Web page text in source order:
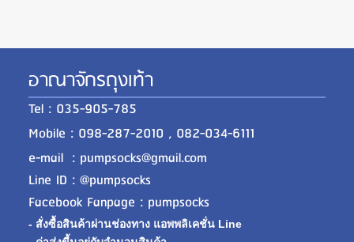
อาณาจักรถุงเท้า
Tel : 035-905-785
Mobile : 098-287-2010 , 082-034-6111
e-mail : pumpsocks@gmail.com
Line ID : @pumpsocks
Facebook Fanpage : pumpsocks
- สั่งซื้อสินค้าผ่านช่องทาง แอพพลิเคชั่น Line